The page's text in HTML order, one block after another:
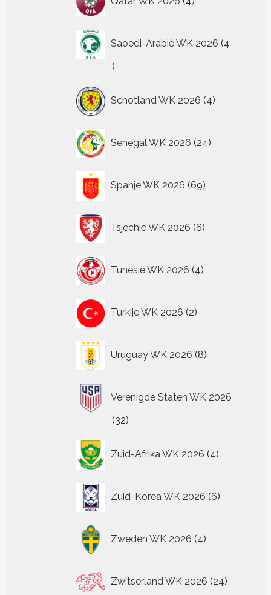
producten
Saoedi-Arabië WK 2026 4
4
Schotland WK 2026 4
producten
Senegal WK 2026 24
producten
Spanje WK 2026 69
producten
Tsjechië WK 2026 6
producten
Tunesië WK 2026 4
producten
Turkije WK 2026 2
producten
Uruguay WK 2026 8
producten
Verenigde Staten WK 2026
3232
Zuid-Afrika WK 2026 4
producten
Zuid-Korea WK 2026 6
producten
Zweden WK 2026 4
producten
Zwitserland WK 2026 24
producten